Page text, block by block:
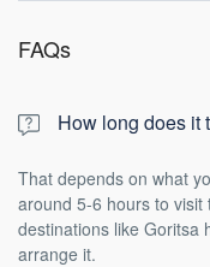
FAQs
How long does it
That depends on what
around 5-6 hours to
destinations like Goritsa
arrange it.